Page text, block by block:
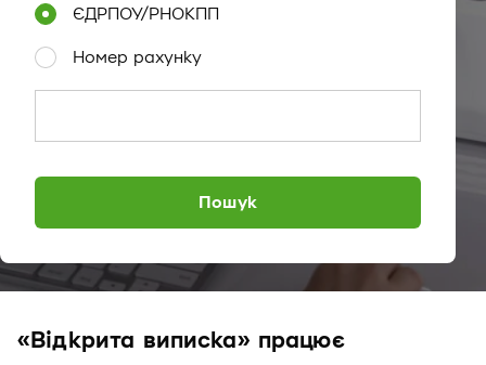
ЄДРПОУ/РНОКПП
Номер рахунку
Пошук
«Відкрита виписка» працює